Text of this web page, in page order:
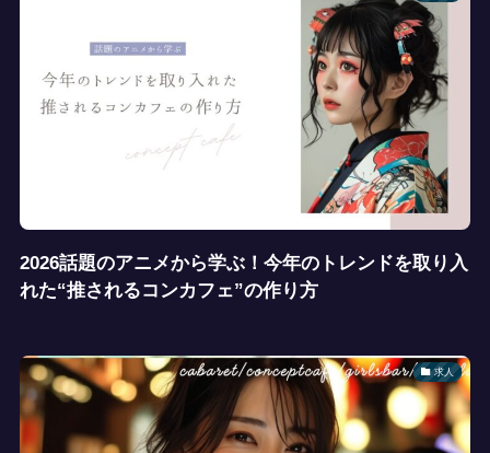
2026話題のアニメから学ぶ！今年のトレンドを取り入
れた“推されるコンカフェ”の作り方
求人